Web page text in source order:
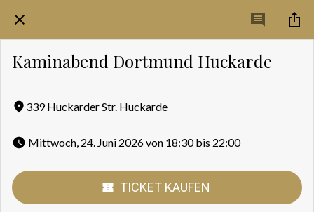
Kaminabend Dortmund Huckarde
339 Huckarder Str. Huckarde
Mittwoch, 24. Juni 2026 von 18:30 bis 22:00
TICKET KAUFEN